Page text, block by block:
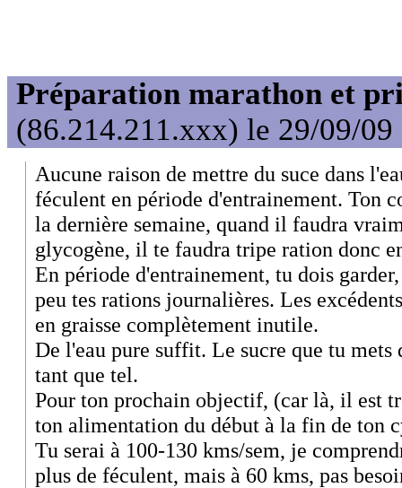
Préparation marathon et
(86.214.211.xxx) le 29/09/09
Aucune raison de mettre du suce dans
féculent en période d'entrainement. Ton
la dernière semaine, quand il faudra
glycogène, il te faudra tripe ration donc
En période d'entrainement, tu dois
peu tes rations journalières. Les
en graisse complètement inutile.
De l'eau pure suffit. Le sucre que tu mets
tant que tel.
Pour ton prochain objectif, (car là, il est
ton alimentation du début à la fin de ton
Tu serai à 100-130 kms/sem, je
plus de féculent, mais à 60 kms, pas